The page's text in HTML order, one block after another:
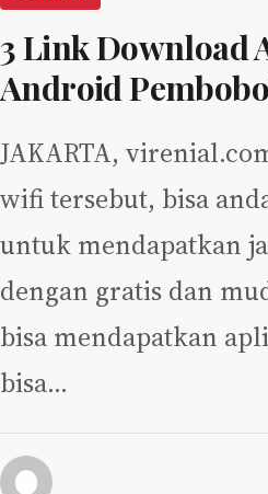
3 Link Download
Android
JAKARTA,
wifi tersebut, bisa
untuk mendapatkan
dengan gratis dan
bisa mendapatkan
bisa…